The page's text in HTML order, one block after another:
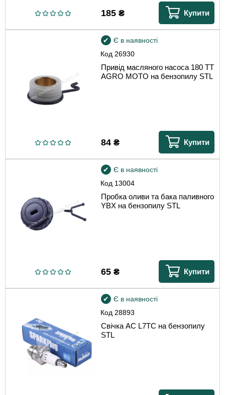
185₴ Купити
Код 26930
Є в наявності
Привід масляного насоса 180 TT
AGRO MOTO на бензопилу STL
84₴ Купити
Код 13004
Є в наявності
Пробка оливи та бака паливного
YBX на бензопилу STL
65₴ Купити
Код 28893
Є в наявності
Свічка AC L7TC на бензопилу
STL